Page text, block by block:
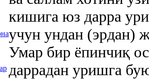
кишига юз дарра
учун ундан (эрдан)
Умар бир ёпинчиқ
даррадан уришга